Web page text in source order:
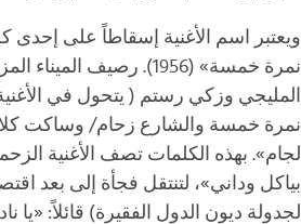
ويعتبر اسم الأغنية إسقاطاً على
نمرة خمسة» (1956).
المليجي وزكي رستم ( يتحول في
نمرة خمسة والشارع زحام/ وساكت
لجام». بهذه الكلمات تصف الأغنية
بياكل وداني»، لتنتقل فجأة إلى بعد
لجدولة ديون الدول الفقيرة) قائلاً: